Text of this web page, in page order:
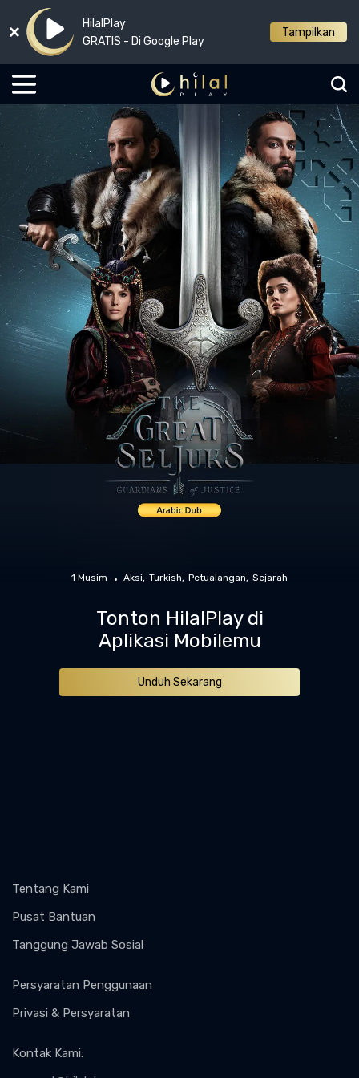
HilalPlay
GRATIS - Di Google Play
Tampilkan
1 Musim Aksi Turkish Petualangan Sejarah
Tonton HilalPlay di
Aplikasi Mobilemu
Unduh Sekarang
Tentang Kami
Pusat Bantuan
Tanggung Jawab Sosial
Persyaratan Penggunaan
Privasi & Persyaratan
Kontak Kami: